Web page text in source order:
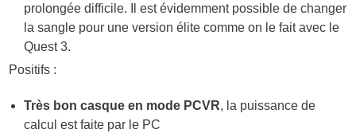
prolongée difficile. Il est évidemment possible de changer
la sangle pour une version élite comme on le fait avec le
Quest 3.
Positifs :
Très bon casque en mode PCVR, la puissance de
calcul est faite par le PC